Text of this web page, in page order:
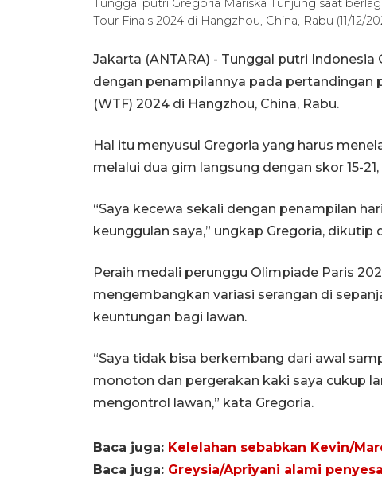
Tunggal putri Gregoria Mariska Tunjung saat
Tour Finals 2024 di Hangzhou, China, Rabu (11/12/
Jakarta (ANTARA) - Tunggal putri
dengan penampilannya pada pertandingan
(WTF) 2024 di Hangzhou, China, Rabu.
Hal itu menyusul Gregoria yang harus
melalui dua gim langsung dengan skor 15-21,
“Saya kecewa sekali dengan penampilan
keunggulan saya,” ungkap Gregoria, dikutip
Peraih medali perunggu Olimpiade Paris
mengembangkan variasi serangan di
keuntungan bagi lawan.
“Saya tidak bisa berkembang dari awal
monoton dan pergerakan kaki saya cukup
mengontrol lawan,” kata Gregoria.
Baca juga: Kelelahan sebabkan Kevin/
Baca juga: Greysia/Apriyani alami